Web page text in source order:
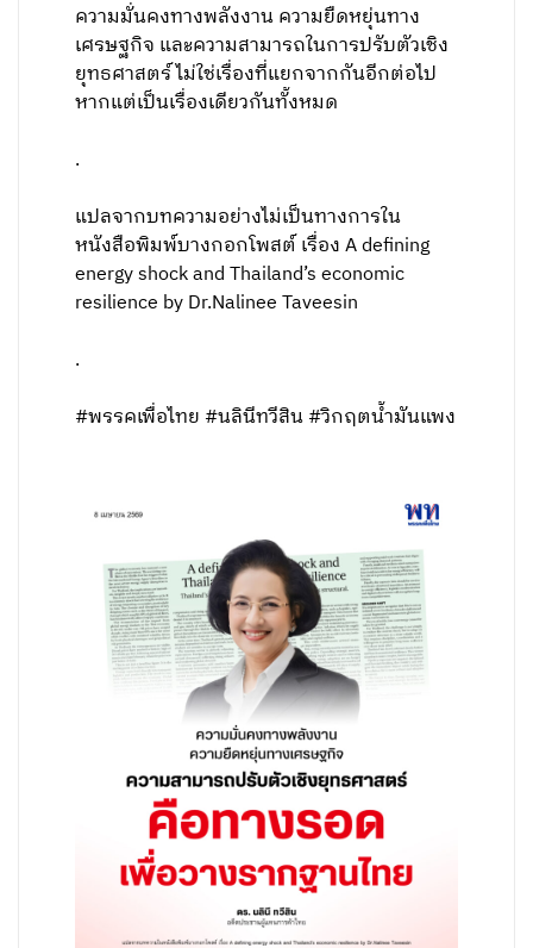
ความมั่นคงทางพลังงาน ความยืดหยุ่นทาง
เศรษฐกิจ และความสามารถในการปรับตัวเชิง
ยุทธศาสตร์ ไม่ใช่เรื่องที่แยกจากกันอีกต่อไป
หากแต่เป็นเรื่องเดียวกันทั้งหมด
.
แปลจากบทความอย่างไม่เป็นทางการใน
หนังสือพิมพ์บางกอกโพสต์ เรื่อง A defining
energy shock and Thailand’s economic
resilience by Dr.Nalinee Taveesin
.
#พรรคเพื่อไทย #นลินีทวีสิน #วิกฤตน้ำมันแพง